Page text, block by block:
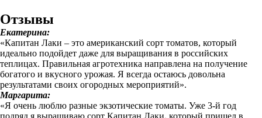
Отзывы
Екатерина:
«Капитан Лаки – это американский сорт томатов, который
идеально подойдет даже для выращивания в российских
теплицах. Правильная агротехника направлена на получение
богатого и вкусного урожая. Я всегда остаюсь довольна
результатами своих огородных мероприятий».
Маргарита:
«Я очень люблю разные экзотические томаты. Уже 3-й год
подряд я выращиваю сорт Капитан Лаки, который пришел в